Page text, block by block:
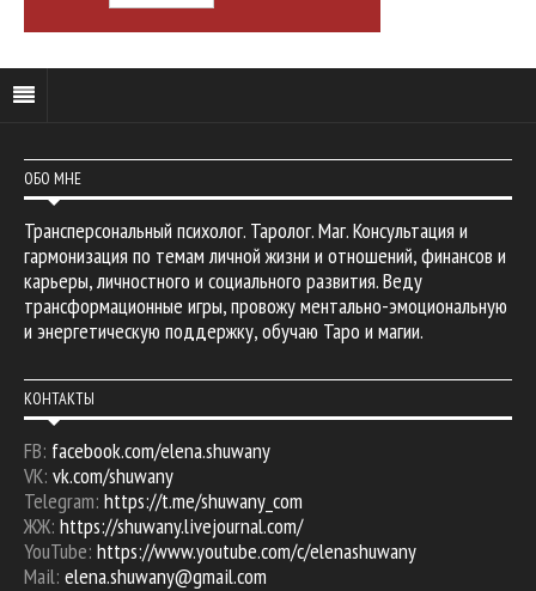
ОБО МНЕ
Трансперсональный психолог. Таролог. Маг. Консультация и
гармонизация по темам личной жизни и отношений, финансов и
карьеры, личностного и социального развития. Веду
трансформационные игры, провожу ментально-эмоциональную
и энергетическую поддержку, обучаю Таро и магии.
КОНТАКТЫ
FB: facebook.com/elena.shuwany
VK: vk.com/shuwany
Telegram: https://t.me/shuwany_com
ЖЖ: https://shuwany.livejournal.com/
YouTube: https://www.youtube.com/c/elenashuwany
Mail: elena.shuwany@gmail.com